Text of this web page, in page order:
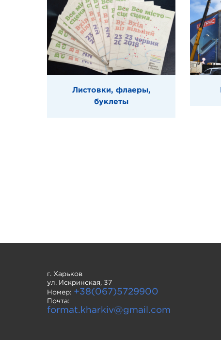
Листовки, флаеры,
буклеты
г. Харьков
ул. Искринская, 37
Номер: +38(067)5729900
Почта:
format.kharkiv@gmail.com